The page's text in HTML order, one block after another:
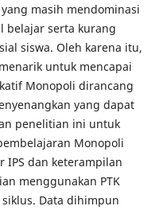
masih mendominasi
belajar serta kurang
siswa. Oleh karena itu,
untuk mencapai
Monopoli dirancang
yang dapat
penelitian ini untuk
Monopoli
IPS dan keterampilan
menggunakan PTK
Data dihimpun